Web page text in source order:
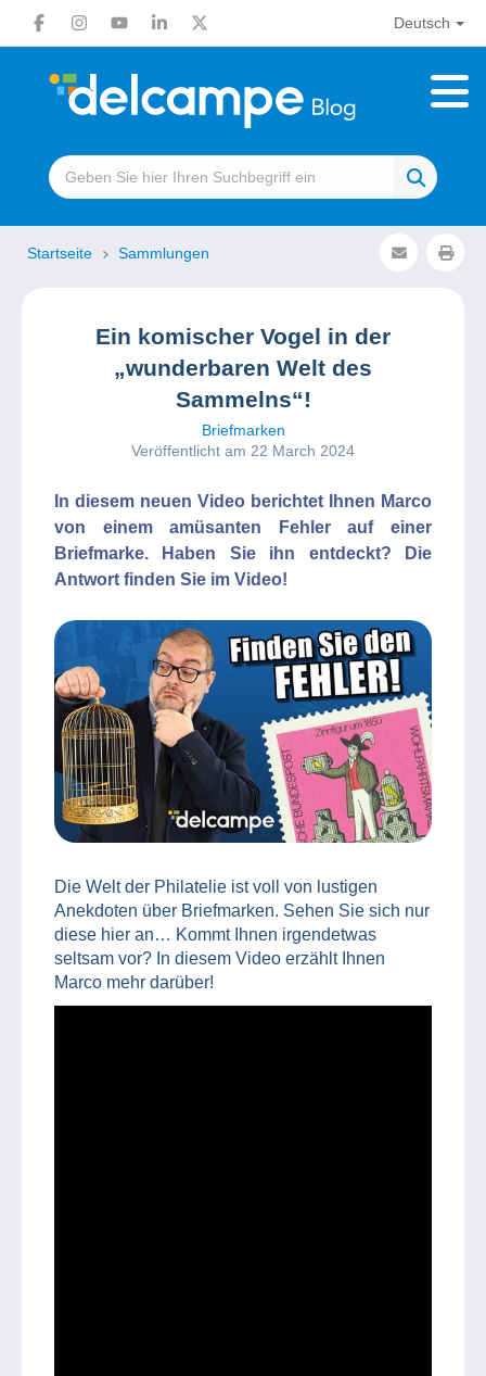
Deutsch
Startseite Sammlungen
Ein komischer Vogel in der
„wunderbaren Welt des
Sammelns“!
Briefmarken
Veröffentlicht am 22 March 2024
In diesem neuen Video berichtet Ihnen Marco
von einem amüsanten Fehler auf einer
Briefmarke. Haben Sie ihn entdeckt? Die
Antwort finden Sie im Video!
Die Welt der Philatelie ist voll von lustigen
Anekdoten über Briefmarken. Sehen Sie sich nur
diese hier an… Kommt Ihnen irgendetwas
seltsam vor? In diesem Video erzählt Ihnen
Marco mehr darüber!